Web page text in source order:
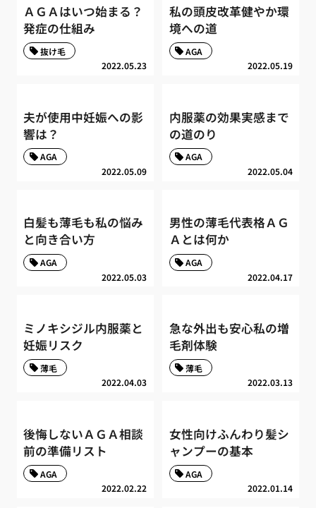
ＡＧＡはいつ始まる？
発症の仕組み
2022.05.23
抜け毛
私の頭皮改革健やか環
境への道
2022.05.19
AGA
夫が使用中妊娠への影
響は？
2022.05.09
AGA
内服薬の効果実感まで
の道のり
2022.05.04
AGA
白髪も薄毛も私の悩み
と向き合い方
2022.05.03
AGA
男性の薄毛代表格ＡＧ
Ａとは何か
2022.04.17
AGA
ミノキシジル内服薬と
妊娠リスク
2022.04.03
薄毛
急な外出も安心私の増
毛剤体験
2022.03.13
薄毛
後悔しないＡＧＡ相談
前の準備リスト
2022.02.22
AGA
女性向けふんわり髪シ
ャンプーの基本
2022.01.14
AGA